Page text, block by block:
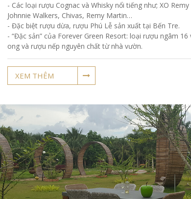
- Các loại rượu Cognac và Whisky nổi tiếng như; XO
Johnnie Walkers, Chivas, Remy Martin…
- Đặc biệt rượu dừa, rượu Phú Lễ sản xuất tại Bến Tre.
- “Đặc sản” của Forever Green Resort: loại rượu ngâm
ong và rượu nếp nguyên chất từ nhà vườn.
XEM THÊM